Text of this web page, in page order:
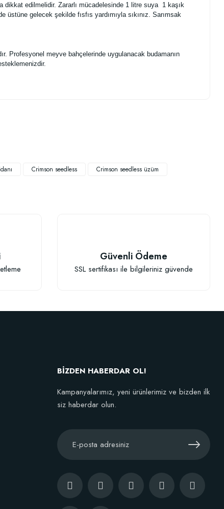
dikkat edilmelidir. Zararlı mücadelesinde 1 litre suya 1 kaşık
gelecek şekilde fısfıs yardımıyla sıkınız. Sarımsak
Profesyonel meyve bahçelerinde uygulanacak budamanın
Stokta Yok
Crimson seedless
Crimson seedless üzüm
Güvenli Ödeme
SSL sertifikası ile bilgileriniz güvende
BİZDEN HABERDAR OL!
Kampanyalarımız, yeni ürünlerimiz ve bizden ilk
siz haberdar olun.